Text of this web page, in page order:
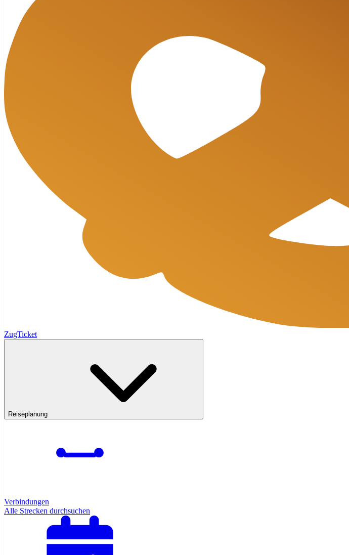
ZugTicket
Reiseplanung
Verbindungen
Alle Strecken durchsuchen